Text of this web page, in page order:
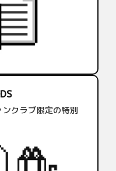
クラブ限定の特別